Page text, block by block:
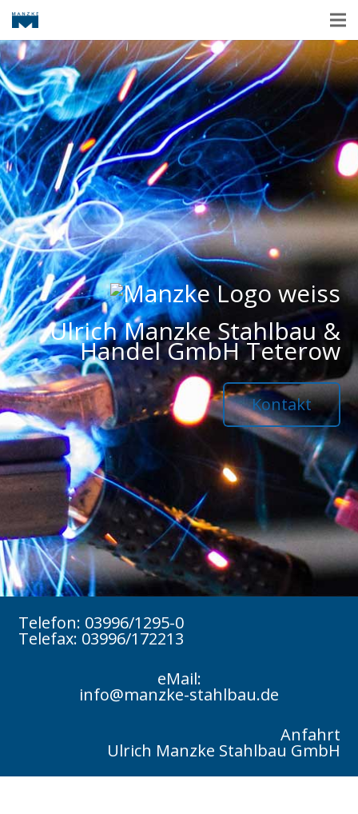
Ulrich Manzke Stahlbau &
Handel GmbH Teterow
Kontakt
Telefon: 03996/1295-0
Telefax: 03996/172213
eMail:
info@manzke-stahlbau.de
Anfahrt
Ulrich Manzke Stahlbau GmbH